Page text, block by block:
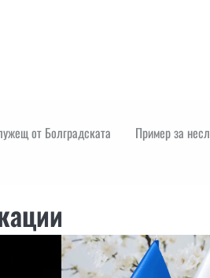
от Болградската
Пример за